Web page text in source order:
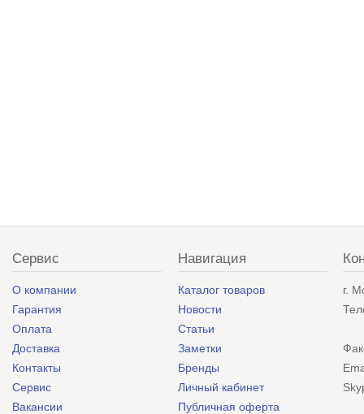
Сервис
О компании
Гарантия
Оплата
Доставка
Контакты
Сервис
Вакансии
Навигация
Каталог товаров
Новости
Статьи
Заметки
Бренды
Личный кабинет
Публичная оферта
г.